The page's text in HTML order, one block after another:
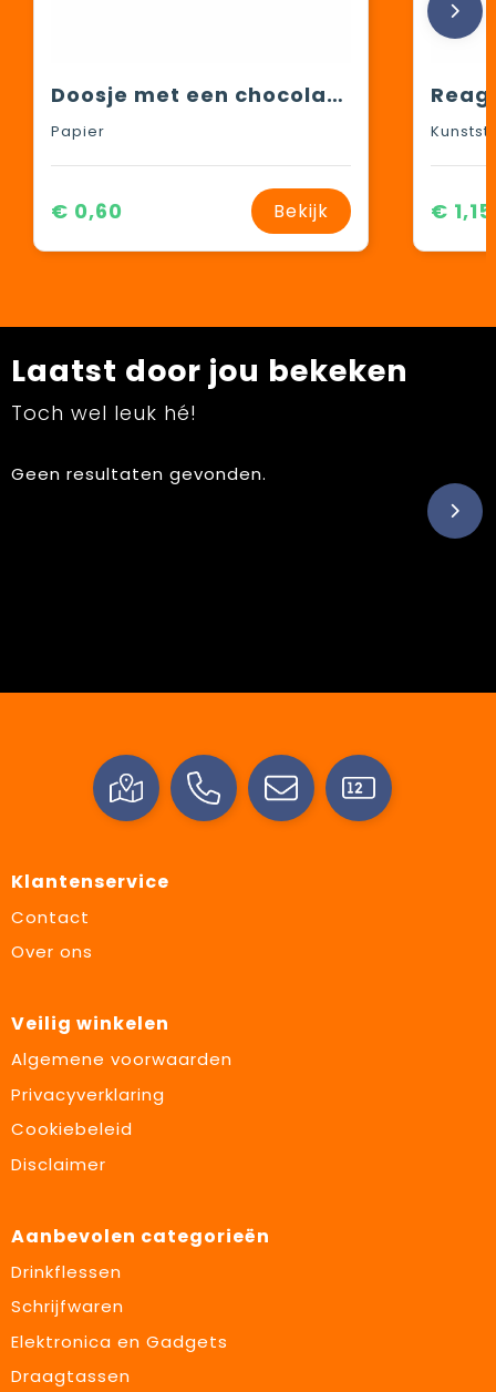
Doosje met een chocolade munt
Papier
€ 0,60 Bekijk € 1,15
Laatst door jou bekeken
Toch wel leuk hé!
Geen resultaten gevonden.
Klantenservice
Contact
Over ons
Veilig winkelen
Algemene voorwaarden
Privacyverklaring
Cookiebeleid
Disclaimer
Aanbevolen categorieën
Drinkflessen
Schrijfwaren
Elektronica en Gadgets
Draagtassen